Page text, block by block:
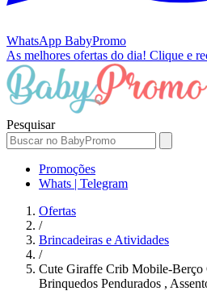
WhatsApp BabyPromo
As melhores ofertas do dia! Clique e
Pesquisar
Promoções
Whats | Telegram
Ofertas
/
Brincadeiras e Atividades
/
Cute Giraffe Crib Mobile-
Brinquedos Pendurados ,